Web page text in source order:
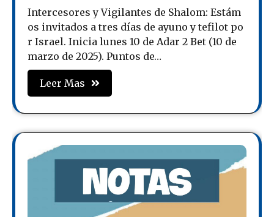
Intercesores y Vigilantes de Shalom: Estám
os invitados a tres días de ayuno y tefilot po
r Israel. Inicia lunes 10 de Adar 2 Bet (10 de
marzo de 2025). Puntos de…
Leer Mas